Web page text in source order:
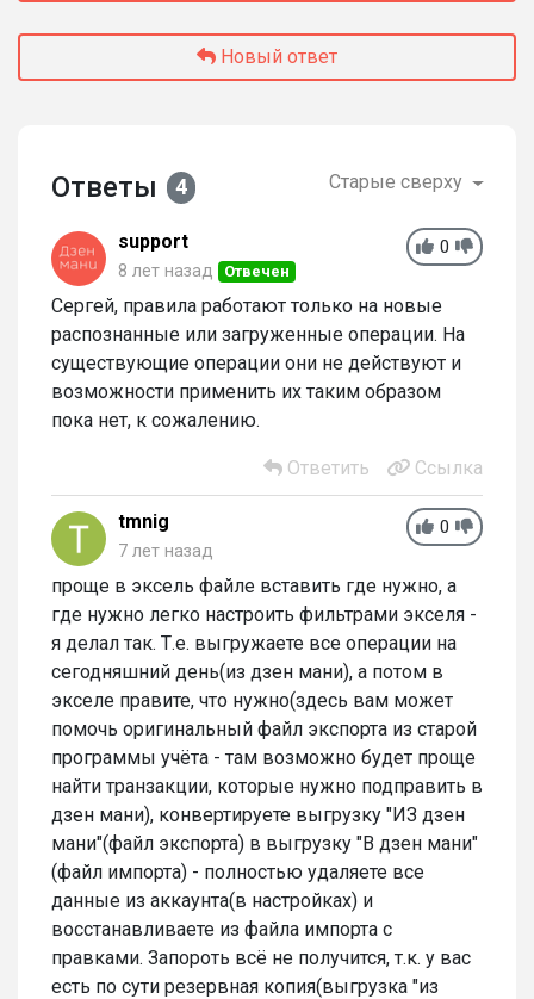
Новый ответ
Ответы 4 Старые сверху
0
support
8 лет назад Отвечен
Сергей, правила работают только на новые
распознанные или загруженные операции. На
существующие операции они не действуют и
возможности применить их таким образом
пока нет, к сожалению.
Ответить Ссылка
0
tmnig
7 лет назад
проще в эксель файле вставить где нужно, а
где нужно легко настроить фильтрами экселя -
я делал так. Т.е. выгружаете все операции на
сегодняшний день(из дзен мани), а потом в
экселе правите, что нужно(здесь вам может
помочь оригинальный файл экспорта из старой
программы учёта - там возможно будет проще
найти транзакции, которые нужно подправить в
дзен мани), конвертируете выгрузку "ИЗ дзен
мани"(файл экспорта) в выгрузку "В дзен мани"
(файл импорта) - полностью удаляете все
данные из аккаунта(в настройках) и
восстанавливаете из файла импорта с
правками. Запороть всё не получится, т.к. у вас
есть по сути резервная копия(выгрузка "из